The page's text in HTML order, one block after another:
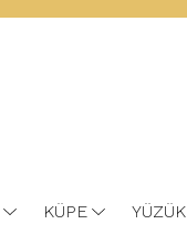
KÜPE YÜZÜK